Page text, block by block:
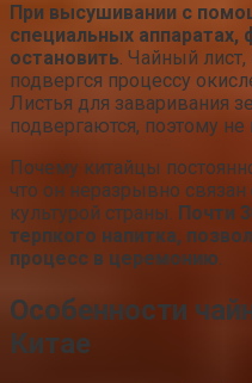
При высушивании с
специальных
остановить. Чайный
подвергся процессу
Листья для заваривания
подвергаются, поэтому
Почему китайцы
что он неразрывно
культурой страны. Почти
терпкого напитка,
процесс в церемонию.
Особенности
Китае